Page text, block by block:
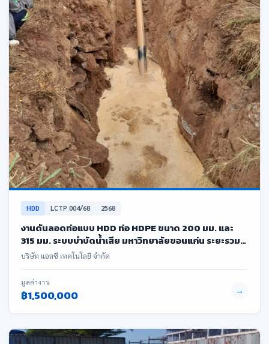
HDD LCTP 004/68 2568
งานดันลอดท่อแบบ HDD ท่อ HDPE ขนาด 200 มม. และ
315 มม. ระบบบำบัดน้ำเสีย มหาวิทยาลัยขอนแก่น ระยะรวม
503 เมตร
บริษัท แอลซี เทคโนโลยี จำกัด
มูลค่างาน
฿1,500,000 →